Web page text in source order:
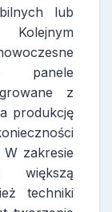
lub
panele
z
produkcję
zakresie
większą
techniki